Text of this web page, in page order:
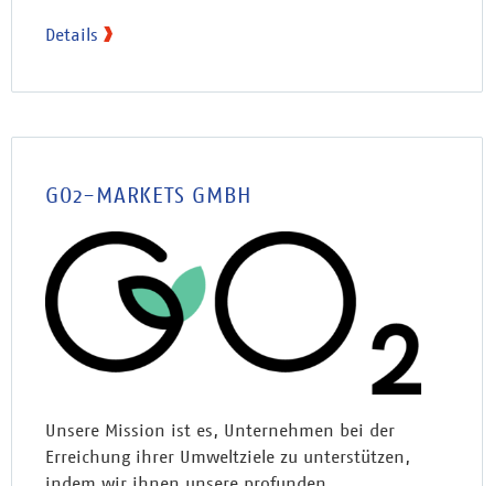
Details
GO2-MARKETS GMBH
Unsere Mission ist es, Unternehmen bei der
Erreichung ihrer Umweltziele zu unterstützen,